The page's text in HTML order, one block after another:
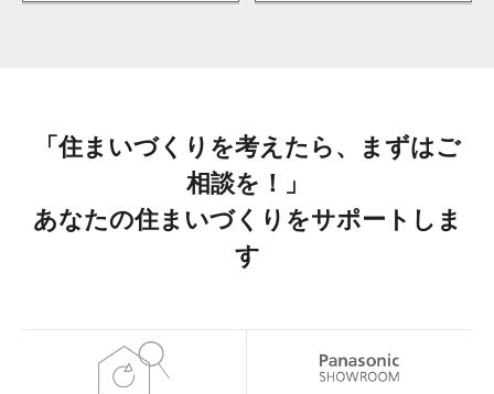
「住まいづくりを考えたら、まずはご
相談を！」
あなたの住まいづくりをサポートしま
す